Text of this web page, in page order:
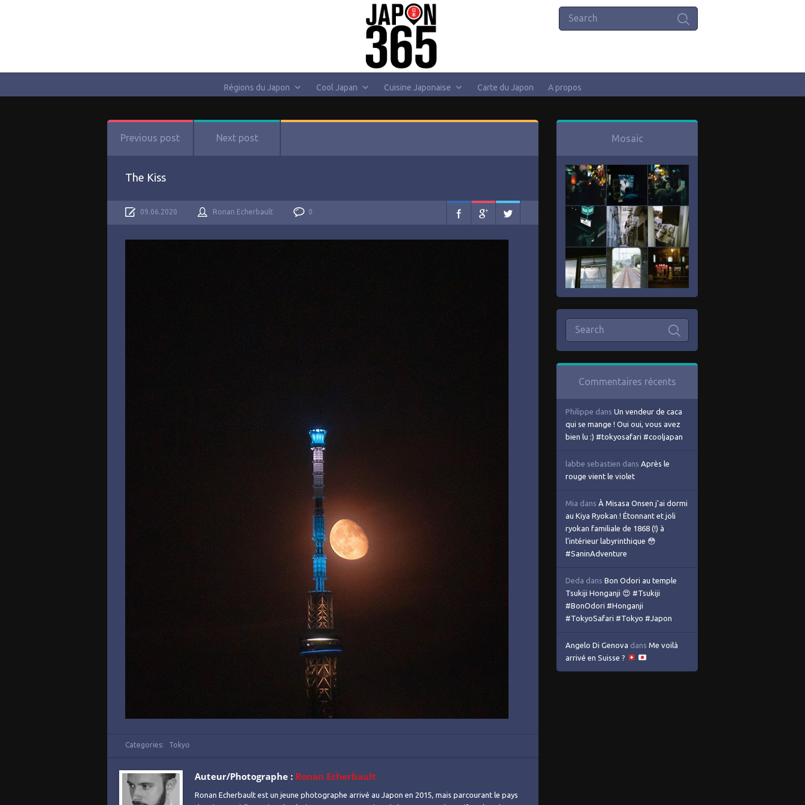
Régions du Japon Cool Japan Cuisine Japonaise Carte du Japon A propos
Previous post Next post
The Kiss
09.06.2020 Ronan Echerbault 0
Categories: Tokyo
Auteur/Photographe : Ronan Echerbault
Ronan Echerbault est un jeune photographe arrivé au Japon en 2015, mais parcourant le pays
Mosaïc
Commentaires récents
Philippe dans Un vendeur de caca
qui se mange ! Oui oui, vous avez
bien lu :) #tokyosafari #cooljapan
labbe sebastien dans Après le
rouge vient le violet
Mia dans À Misasa Onsen j’ai dormi
au Kiya Ryokan ! Étonnant et joli
ryokan familiale de 1868 (!) à
l’intérieur labyrinthique 😳
#SaninAdventure
Deda dans Bon Odori au temple
Tsukiji Honganji 😍 #Tsukiji
#BonOdori #Honganji
#TokyoSafari #Tokyo #Japon
Angelo Di Genova dans Me voilà
arrivé en Suisse ?